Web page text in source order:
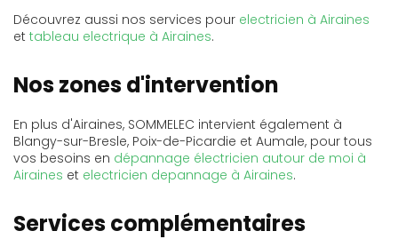
Découvrez aussi nos services pour electricien à Airaines
et tableau electrique à Airaines.
Nos zones d'intervention
En plus d'Airaines, SOMMELEC intervient également à
Blangy-sur-Bresle, Poix-de-Picardie et Aumale, pour tous
vos besoins en dépannage électricien autour de moi à
Airaines et electricien depannage à Airaines.
Services complémentaires